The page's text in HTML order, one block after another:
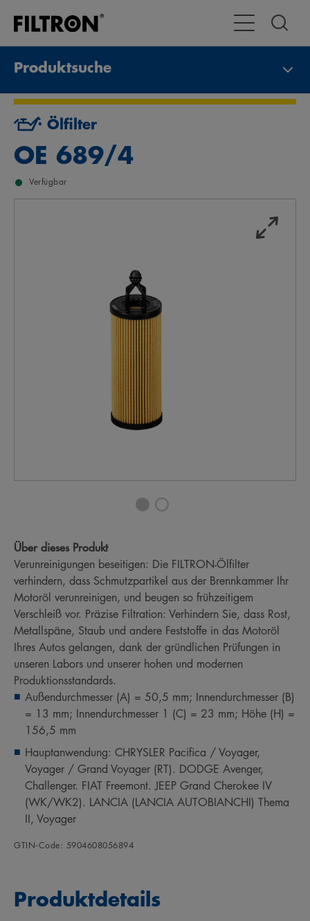
Toggle
Produktsuche
Ölfilter
OE 689/4
Verfügbar
Über dieses Produkt
Verunreinigungen beseitigen: Die FILTRON-Ölfilter
verhindern, dass Schmutzpartikel aus der Brennkammer Ihr
Motoröl verunreinigen, und beugen so frühzeitigem
Verschleiß vor. Präzise Filtration: Verhindern Sie, dass Rost,
Metallspäne, Staub und andere Feststoffe in das Motoröl
Ihres Autos gelangen, dank der gründlichen Prüfungen in
unseren Labors und unserer hohen und modernen
Produktionsstandards.
Außendurchmesser (A) = 50,5 mm; Innendurchmesser (B)
= 13 mm; Innendurchmesser 1 (C) = 23 mm; Höhe (H) =
156,5 mm
Hauptanwendung: CHRYSLER Pacifica / Voyager,
Voyager / Grand Voyager (RT). DODGE Avenger,
Challenger. FIAT Freemont. JEEP Grand Cherokee IV
(WK/WK2). LANCIA (LANCIA AUTOBIANCHI) Thema
II, Voyager
GTIN‑Code: 5904608056894
Produktdetails